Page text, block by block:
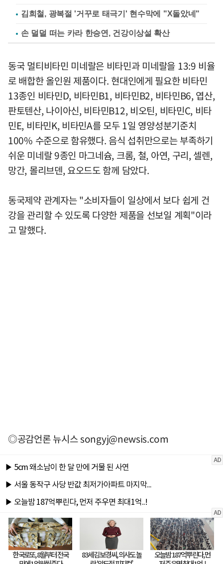
김희철, 광복절 '거꾸로 태극기' 현수막에 "X돌았네"
손 덜덜 떠는 카라 한승연, 건강이상설 확산
동국 멀티비타민 미네랄은 비타민과 미네랄을 13:9 비율
로 배합한 올인원 제품이다. 현대인에게 필요한 비타민
13종인 비타민D, 비타민B1, 비타민B2, 비타민B6, 엽산,
판토텐산, 나이아신, 비타민B12, 비오틴, 비타민C, 비타
민E, 비타민K, 비타민A를 모두 1일 영양성분기준치
100% 수준으로 함유했다. 음식 섭취만으로는 부족하기
쉬운 미네랄 9종인 마그네슘, 크롬, 철, 아연, 구리, 셀렌,
망간, 몰리브덴, 요오드도 함께 담았다.
동국제약 관계자는 "소비자들이 일상에서 보다 쉽게 건
강을 관리할 수 있도록 다양한 제품을 선보일 계획"이라
고 말했다.
◎공감언론 뉴시스songyj@newsis.com